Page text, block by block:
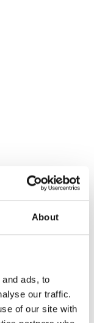
About
ads, to
our traffic.
of our site with